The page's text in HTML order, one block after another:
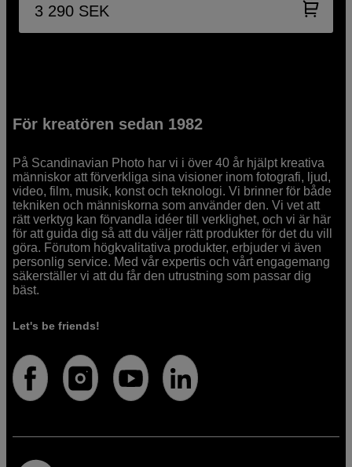
3 290 SEK
För kreatören sedan 1982
På Scandinavian Photo har vi i över 40 år hjälpt kreativa
människor att förverkliga sina visioner inom fotografi, ljud,
video, film, musik, konst och teknologi. Vi brinner för både
tekniken och människorna som använder den. Vi vet att
rätt verktyg kan förvandla idéer till verklighet, och vi är här
för att guida dig så att du väljer rätt produkter för det du vill
göra. Förutom högkvalitativa produkter, erbjuder vi även
personlig service. Med vår expertis och vårt engagemang
säkerställer vi att du får den utrustning som passar dig
bäst.
Let's be friends!